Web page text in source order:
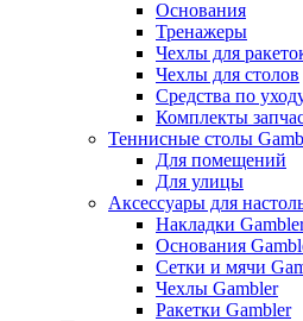
Основания
Тренажеры
Чехлы для
Чехлы для столов
Средства по
Комплекты
Теннисные столы
Для помещений
Для улицы
Аксессуары для
Накладки
Основания
Сетки и мячи
Чехлы Gambler
Ракетки Gambler